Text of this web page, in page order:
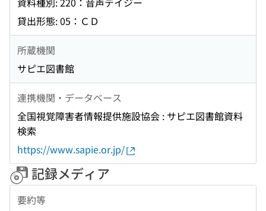
貸出形態: 05：ＣＤ
所蔵機関
サピエ図書館
連携機関・データベース
全国視覚障害者情報提供施設協会 : サピエ図書館資料
検索
https://www.sapie.or.jp/
記録メディア
要約等